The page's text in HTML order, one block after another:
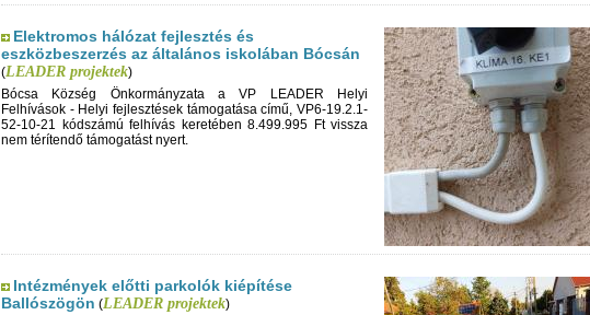
Elektromos hálózat fejlesztés és
eszközbeszerzés az általános iskolában Bócsán
(LEADER projektek)
Bócsa Község Önkormányzata a VP LEADER Helyi
Felhívások - Helyi fejlesztések támogatása című, VP6-19.2.1-
52-10-21 kódszámú felhívás keretében 8.499.995 Ft vissza
nem térítendő támogatást nyert.
Intézmények előtti parkolók kiépítése
Ballószögön (LEADER projektek)